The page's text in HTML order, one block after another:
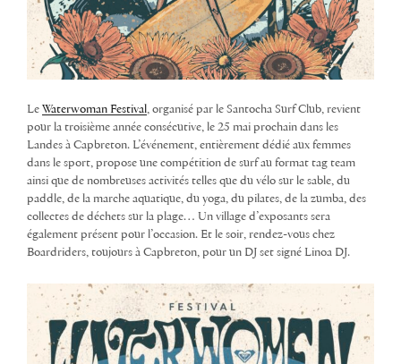
Le Waterwoman Festival, organisé par le Santocha Surf Club, revient
pour la troisième année consécutive, le 25 mai prochain dans les
Landes à Capbreton. L’événement, entièrement dédié aux femmes
dans le sport, propose une compétition de surf au format tag team
ainsi que de nombreuses activités telles que du vélo sur le sable, du
paddle, de la marche aquatique, du yoga, du pilates, de la zumba, des
collectes de déchets sur la plage… Un village d’exposants sera
également présent pour l’occasion. Et le soir, rendez-vous chez
Boardriders, toujours à Capbreton, pour un DJ set signé Linoa DJ.